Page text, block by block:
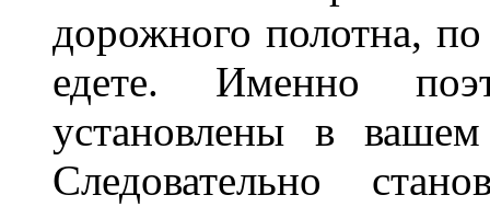
дорожного полотна,
едете. Именно
установлены в
Следовательно